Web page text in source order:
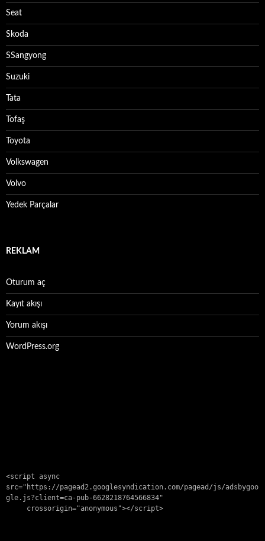
Seat
Skoda
SSangyong
Suzuki
Tata
Tofaş
Toyota
Volkswagen
Volvo
Yedek Parçalar
REKLAM
Oturum aç
Kayıt akışı
Yorum akışı
WordPress.org
<script async
src="https://pagead2.googlesyndication.com/pagead/js/adsbygoo
gle.js?client=ca-pub-6628218764566834"
     crossorigin="anonymous"></script>